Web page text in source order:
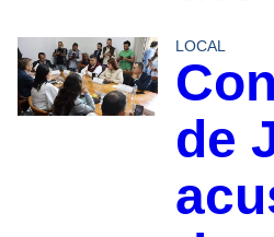
LOCAL
de